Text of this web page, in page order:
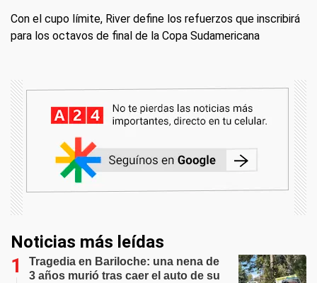
Con el cupo límite, River define los refuerzos que inscribirá
para los octavos de final de la Copa Sudamericana
Noticias más leídas
Tragedia en Bariloche: una nena de
3 años murió tras caer el auto de su